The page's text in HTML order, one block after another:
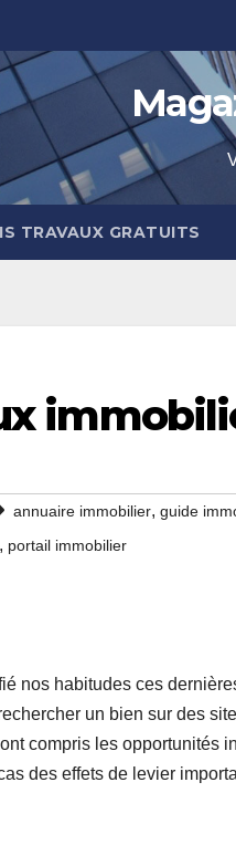
TRAVAUX GRATUITS
annuaire immobilier, guide
, portail immobilier
nos habitudes ces
un bien sur des
compris les opportunités
des effets de levier